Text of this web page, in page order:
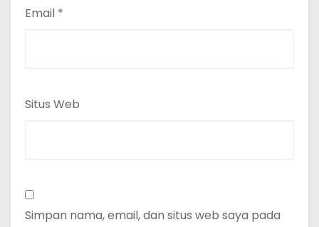
Email *
Situs Web
Simpan nama, email, dan situs web saya pada